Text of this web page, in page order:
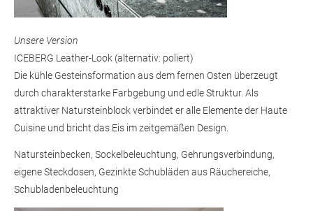
Unsere Version
ICEBERG Leather-Look (alternativ: poliert)
Die kühle Gesteinsformation aus dem fernen Osten überzeugt
durch charakterstarke Farbgebung und edle Struktur. Als
attraktiver Natursteinblock verbindet er alle Elemente der Haute
Cuisine und bricht das Eis im zeitgemäßen Design.
Natursteinbecken, Sockelbeleuchtung, Gehrungsverbindung,
eigene Steckdosen, Gezinkte Schubläden aus Räuchereiche,
Schubladenbeleuchtung